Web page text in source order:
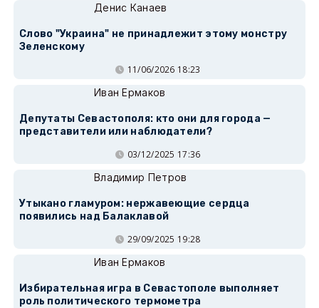
Денис Канаев
Слово "Украина" не принадлежит этому монстру
Зеленскому
11/06/2026 18:23
Иван Ермаков
Депутаты Севастополя: кто они для города —
представители или наблюдатели?
03/12/2025 17:36
Владимир Петров
Утыкано гламуром: нержавеющие сердца
появились над Балаклавой
29/09/2025 19:28
Иван Ермаков
Избирательная игра в Севастополе выполняет
роль политического термометра